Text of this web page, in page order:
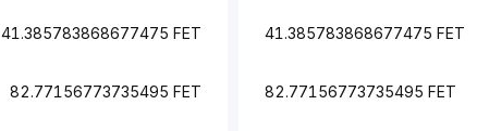
41.385783868677475 FET
82.77156773735495 FET
41.385783868677475 FET
82.77156773735495 FET